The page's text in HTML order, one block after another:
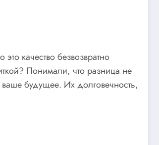
качество безвозвратно
Понимали, что разница не
будущее. Их долговечность,